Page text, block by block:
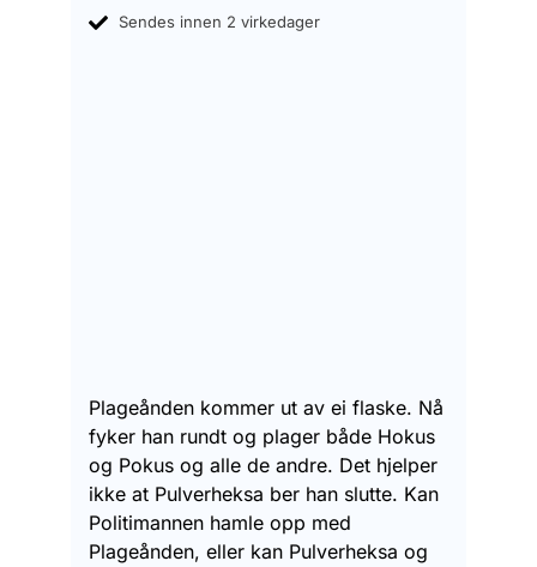
Sendes innen 2 virkedager
Plageånden kommer ut av ei flaske. Nå
fyker han rundt og plager både Hokus
og Pokus og alle de andre. Det hjelper
ikke at Pulverheksa ber han slutte. Kan
Politimannen hamle opp med
Plageånden, eller kan Pulverheksa og